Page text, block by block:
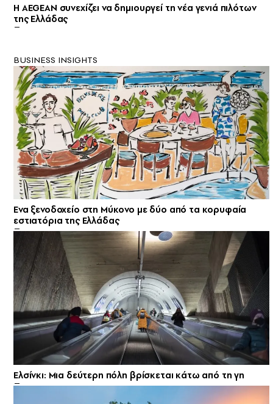
Η AEGEAN συνεχίζει να δημιουργεί τη νέα γενιά πιλότων
της Ελλάδας
BUSINESS INSIGHTS
Ενα ξενοδοχείο στη Μύκονο με δύο από τα κορυφαία
εστιατόρια της Ελλάδας
Ελσίνκι: Mια δεύτερη πόλη βρίσκεται κάτω από τη γη